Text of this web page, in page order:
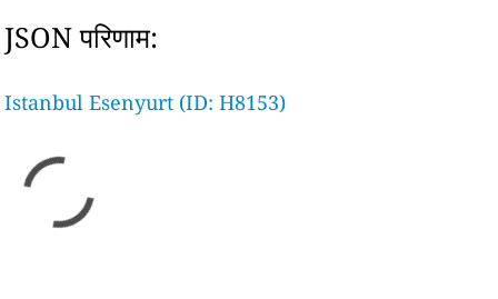
JSON परिणाम:
Istanbul Esenyurt (ID: H8153)